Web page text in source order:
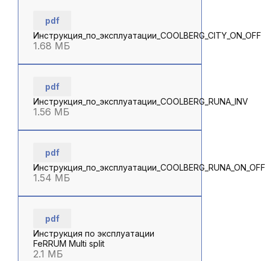
pdf
Инструкция_по_эксплуатации_COOLBERG_CITY_ON_OFF
1.68 МБ
pdf
Инструкция_по_эксплуатации_COOLBERG_RUNA_INV
1.56 МБ
pdf
Инструкция_по_эксплуатации_COOLBERG_RUNA_ON_OFF
1.54 МБ
pdf
Инструкция по эксплуатации
FeRRUM Multi split
2.1 МБ